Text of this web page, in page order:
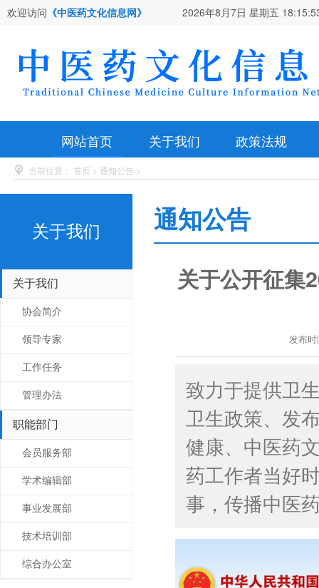
欢迎访问 《中医药文化信息网》 2026年8月7日 星期五
网站首页 关于我们 政策法规
当前位置： 首页 > 通知公告 >
关于我们
关于我们
协会简介
领导专家
工作任务
管理办法
职能部门
会员服务部
学术编辑部
事业发展部
技术培训部
综合办公室
通知公告
关于公开征集
发布
致力于提供卫
卫生政策、发
健康、中医药
药工作者当好
事，传播中医